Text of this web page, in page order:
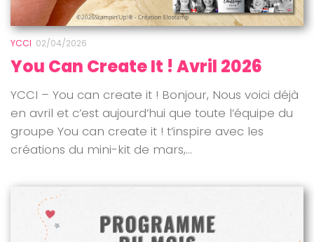
YCCI 02/04/2026
You Can Create It ! Avril 2026
YCCI – You can create it ! Bonjour, Nous voici déjà
en avril et c’est aujourd’hui que toute l’équipe du
groupe You can create it ! t’inspire avec les
créations du mini-kit de mars,...